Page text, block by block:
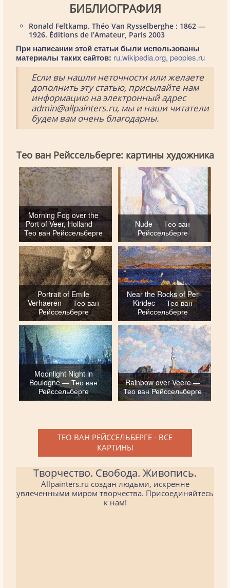
БИБЛИОГРАФИЯ
Ronald Feltkamp. Théo Van Rysselberghe : 1862 —
1926. Éditions de l’Amateur, Paris 2003
При написании этой статьи были использованы
материалы таких сайтов: ru.wikipedia.org, peoples.ru
Если вы нашли неточности или желаете
дополнить эту статью, присылайте нам
информацию на электронный адрес
admin@allpainters.ru, мы и наши читатели
будем вам очень благодарны.
Тео ван Рейссельберге: картины художника
Morning Fog over the
Port of Veer, Holland —
Тео ван Рейссельберге
Nude — Тео ван
Рейссельберге
Portrait of Emile
Verhaeren — Тео ван
Рейссельберге
Near the Rocks of Per
Kiridec — Тео ван
Рейссельберге
Moonlight Night in
Boulogne — Тео ван
Рейссельберге
Rainbow over Veere —
Тео ван Рейссельберге
ТЕО ВАН РЕЙССЕЛЬБЕРГЕ - ВСЕ
КАРТИНЫ
Творчество. Свобода. Живопись.
Allpainters.ru создан людьми, искренне
увлеченными миром творчества. Присоединяйтесь
к нам!